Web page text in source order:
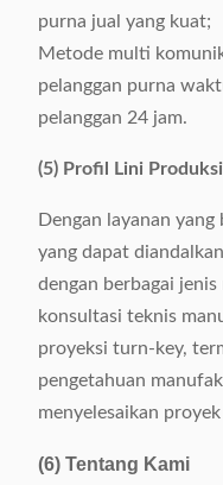
purna jual yang kuat;
Metode multi
pelanggan purna
pelanggan 24 jam.
(5) Profil Lini Produksi
Dengan layanan
yang dapat
dengan berbagai
konsultasi teknis
proyeksi turn-key,
pengetahuan
menyelesaikan
(6) Tentang Kami